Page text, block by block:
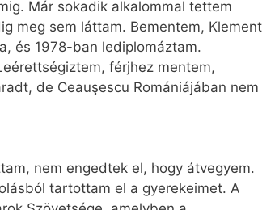
Már sokadik alkalommal tettem
meg sem láttam. Bementem, Klement
és 1978-ban lediplomáztam.
férjhez mentem,
de Ceauşescu Romániájában nem
nem engedtek el, hogy átvegyem.
tartottam el a gyerekeimet. A